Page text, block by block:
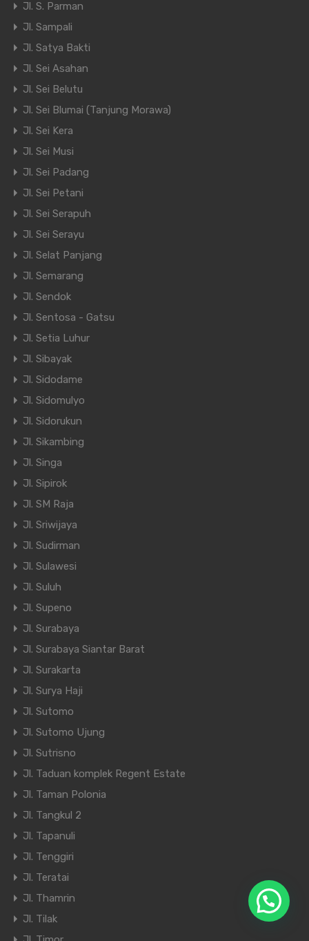
Jl. S. Parman
Jl. Sampali
Jl. Satya Bakti
Jl. Sei Asahan
Jl. Sei Belutu
Jl. Sei Blumai (Tanjung Morawa)
Jl. Sei Kera
Jl. Sei Musi
Jl. Sei Padang
Jl. Sei Petani
Jl. Sei Serapuh
Jl. Sei Serayu
Jl. Selat Panjang
Jl. Semarang
Jl. Sendok
Jl. Sentosa - Gatsu
Jl. Setia Luhur
Jl. Sibayak
Jl. Sidodame
Jl. Sidomulyo
Jl. Sidorukun
Jl. Sikambing
Jl. Singa
Jl. Sipirok
Jl. SM Raja
Jl. Sriwijaya
Jl. Sudirman
Jl. Sulawesi
Jl. Suluh
Jl. Supeno
Jl. Surabaya
Jl. Surabaya Siantar Barat
Jl. Surakarta
Jl. Surya Haji
Jl. Sutomo
Jl. Sutomo Ujung
Jl. Sutrisno
Jl. Taduan komplek Regent Estate
Jl. Taman Polonia
Jl. Tangkul 2
Jl. Tapanuli
Jl. Tenggiri
Jl. Teratai
Jl. Thamrin
Jl. Tilak